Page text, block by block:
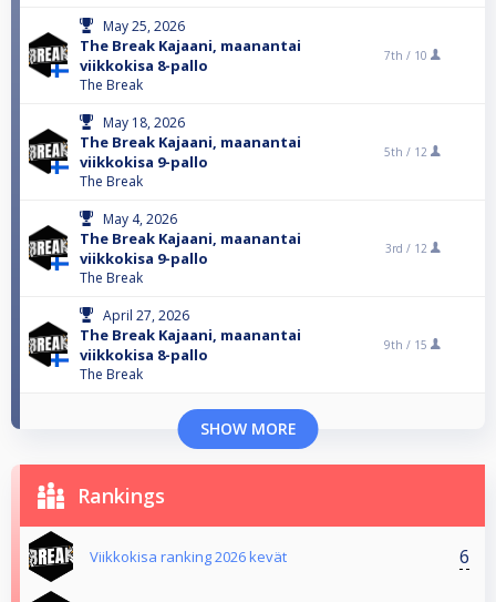
May 25, 2026
The Break Kajaani, maanantai
viikkokisa 8-pallo
The Break
7th / 10
May 18, 2026
The Break Kajaani, maanantai
viikkokisa 9-pallo
The Break
5th / 12
May 4, 2026
The Break Kajaani, maanantai
viikkokisa 9-pallo
The Break
3rd / 12
April 27, 2026
The Break Kajaani, maanantai
viikkokisa 8-pallo
The Break
9th / 15
SHOW MORE
Rankings
Viikkokisa ranking 2026 kevät 6